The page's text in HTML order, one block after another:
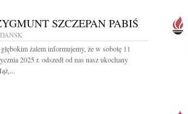
SZCZEPAN PABIŚ
żalem informujemy, że w sobotę 11
2025 r. odszedł od nas nasz ukochany